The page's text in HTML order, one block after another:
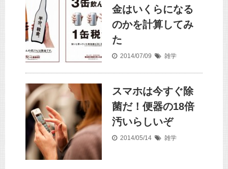
金はいくらになる
のかを計算してみ
た
2014/07/09 雑学
スマホは今すぐ除
菌だ！便器の18倍
汚いらしいぞ
2014/05/14 雑学